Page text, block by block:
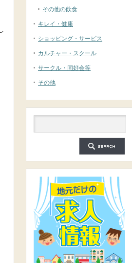
その他の飲食
キレイ・健康
ショッピング・サービス
カルチャー・スクール
サークル・同好会等
その他